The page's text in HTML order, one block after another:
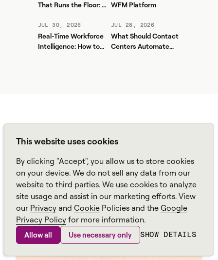
This website uses cookies
By clicking "Accept", you allow us to store cookies
on your device. We do not sell any data from our
website to third parties. We use cookies to analyze
site usage and assist in our marketing efforts. View
our Privacy and Cookie Policies and the Google
Privacy Policy for more information.
Allow all Use necessary only SHOW DETAILS
That Runs the Floor: A
Playbook for Contact
Center AI + WFM
WFM Platform
JUL 30, 2026
Real-Time Workforce
Intelligence: How to
JUL 28, 2026
What Should Contact
Centers Automate